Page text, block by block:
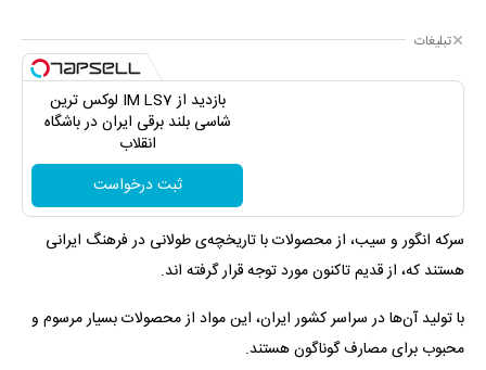
تبلیغات
بازدید از IM LS7 لوکس ترین
شاسی بلند برقی ایران در باشگاه
انقلاب
ثبت درخواست
سرکه انگور و سیب، از محصولات با تاریخچه‌ی طولانی در فرهنگ ایرانی
هستند که، از قدیم تاکنون مورد توجه قرار گرفته اند.
با تولید آن‌ها در سراسر کشور ایران، این مواد از محصولات بسیار مرسوم و
محبوب برای مصارف گوناگون هستند.